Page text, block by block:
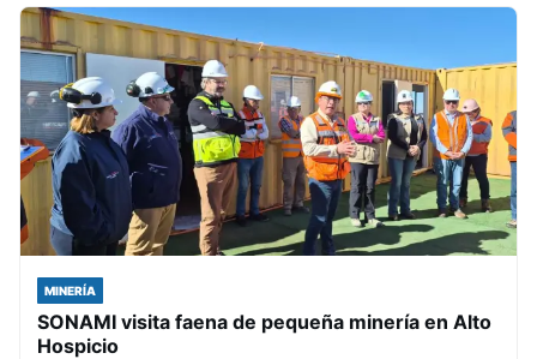
MINERÍA
SONAMI visita faena de pequeña minería en Alto
Hospicio